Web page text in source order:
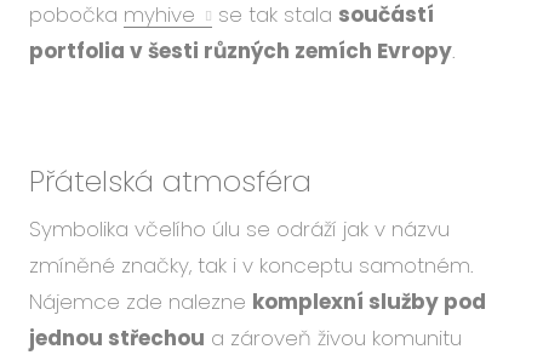
pobočka myhive se tak stala součástí
portfolia v šesti různých zemích Evropy.
Přátelská atmosféra
Symbolika včelího úlu se odráží jak v názvu
zmíněné značky, tak i v konceptu samotném.
Nájemce zde nalezne komplexní služby pod
jednou střechou a zároveň živou komunitu